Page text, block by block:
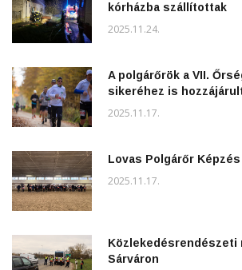
kórházba szállítottak
2025.11.24.
A polgárőrök a VII.
sikeréhez is
2025.11.17.
Lovas Polgárőr Képzés
2025.11.17.
Sárváron